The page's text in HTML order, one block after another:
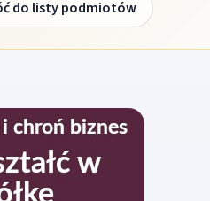
do listy podmiotów